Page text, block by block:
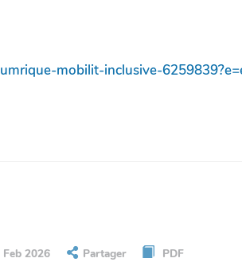
mobilit-inclusive-
2026 Partager PDF